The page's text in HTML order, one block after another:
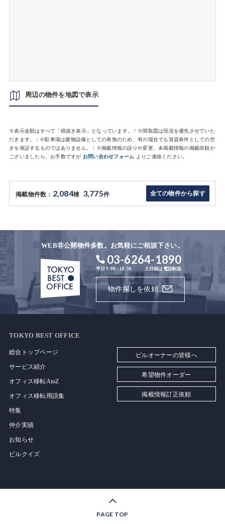
周辺の物件を地図で表示
※表示金額はすべて「税抜き表示」となっています。 / ※間取図は現況を優先させていた
だきます。 / ※駐車場は建物設備としての有無のため、有の場合でも賃貸条件としての空
きを保証するものではありません。 / ※掲載情報の誤りや変更、未掲載情報の掲載依頼が
ございましたら、お手数ですが お問い合わせフォーム よりご連絡ください。
掲載物件数： 2,084棟 3,775件 全ての物件から探す
WEB非公開物件多数。お気軽にご相談下さい。
03-6264-1890
平日 9:00 - 18:30 土日祝は電話転送
物件探しを依頼
TOKYO BEST OFFICE
総合トップページ
サービス紹介
オフィス移転AtoZ
オフィス移転用語集
特集
仲介実績
お知らせ
ビルクイズ
ビルオーナーの皆様へ
希望物件オーダー
掲載情報訂正依頼
PAGE TOP